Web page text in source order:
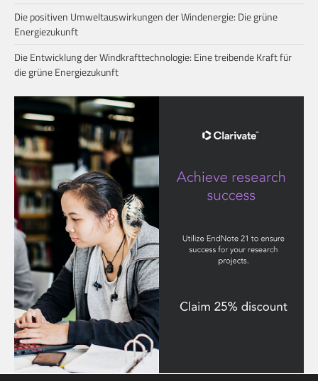
Die positiven Umweltauswirkungen der Windenergie: Die grüne
Energiezukunft
Die Entwicklung der Windkrafttechnologie: Eine treibende Kraft für
die grüne Energiezukunft